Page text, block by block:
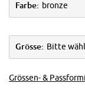
Farbe: bronze
Grösse: Bitte
Grössen- &